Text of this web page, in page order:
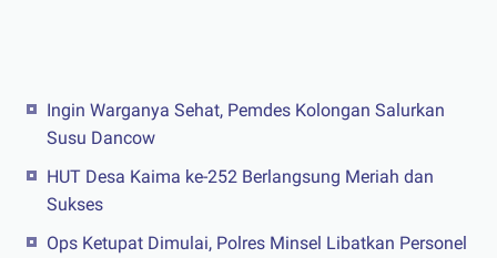
Ingin Warganya Sehat, Pemdes Kolongan Salurkan
Susu Dancow
HUT Desa Kaima ke-252 Berlangsung Meriah dan
Sukses
Ops Ketupat Dimulai, Polres Minsel Libatkan Personel